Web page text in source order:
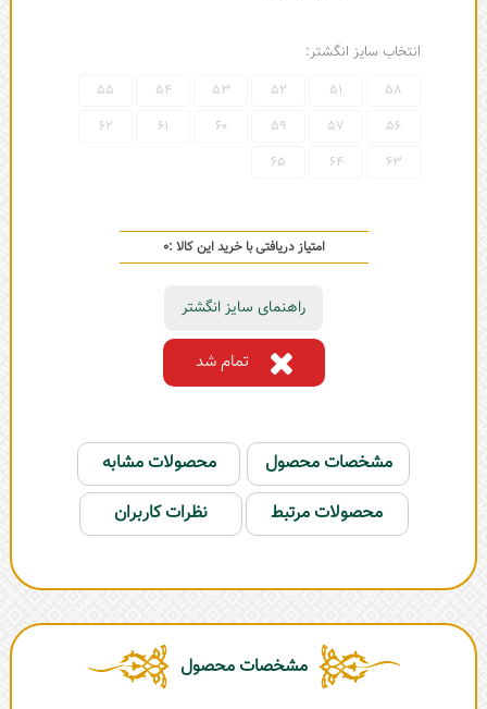
انتخاب سایز انگشتر:
58
51
52
53
54
55
56
57
59
60
61
62
63
64
65
امتیاز دریافتی با خرید این کالا :0
راهنمای سایز انگشتر
تمام شد
مشخصات محصول
محصولات مشابه
محصولات مرتبط
نظرات کاربران
مشخصات محصول